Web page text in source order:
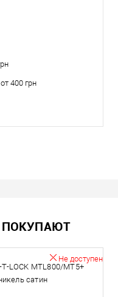
400 грн
ПОКУПАЮТ
LOCK MTL800/MT5+
сатин
Не доступен